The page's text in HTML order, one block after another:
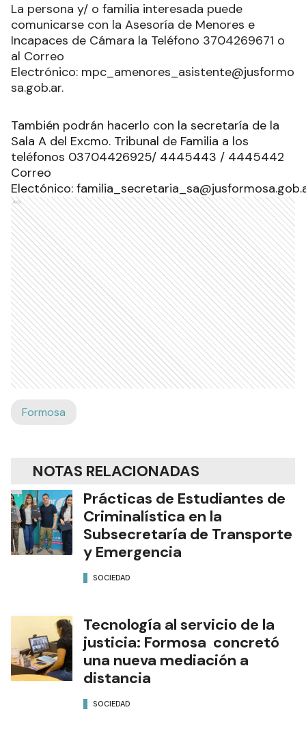
La persona y/ o familia interesada puede
comunicarse con la Asesoría de Menores e
Incapaces de Cámara la Teléfono 3704269671 o
al Correo
Electrónico: mpc_amenores_asistente@jusformo
sa.gob.ar.
También podrán hacerlo con la secretaría de la
Sala A del Excmo. Tribunal de Familia a los
teléfonos 03704426925/ 4445443 / 4445442
Correo
Electónico:
Ads
Formosa
NOTAS RELACIONADAS
Prácticas de Estudiantes de
Criminalística en la
Subsecretaría de Transporte
y Emergencia
SOCIEDAD
Tecnología al servicio de la
justicia: Formosa concretó
una nueva mediación a
distancia
SOCIEDAD